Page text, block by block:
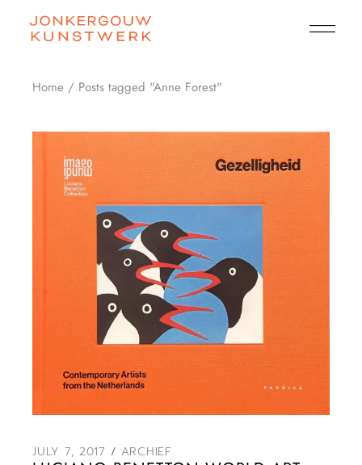
content
Home Posts tagged "Anne Forest"
JULY 7, 2017 ARCHIEF